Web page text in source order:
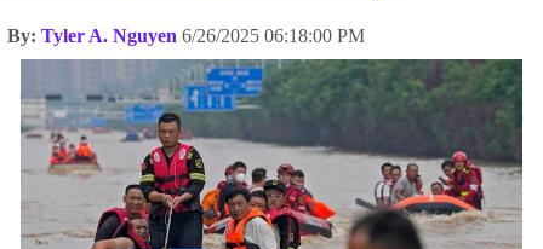
By: Tyler A. Nguyen 6/26/2025 06:18:00 PM